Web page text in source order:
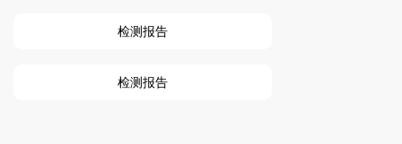
检测报告
检测报告